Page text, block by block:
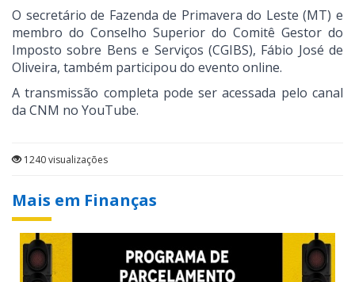
O secretário de Fazenda de Primavera do Leste (MT) e
membro do Conselho Superior do Comitê Gestor do
Imposto sobre Bens e Serviços (CGIBS), Fábio José de
Oliveira, também participou do evento online.
A transmissão completa pode ser acessada pelo canal
da CNM no YouTube.
1240 visualizações
Mais em Finanças